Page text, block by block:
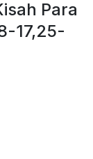
Para
17,25-